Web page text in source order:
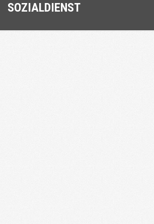
SOZIALDIENST